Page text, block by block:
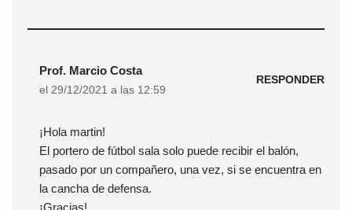
Prof. Marcio Costa
el 29/12/2021 a las 12:59
RESPONDER
¡Hola martin!
El portero de fútbol sala solo puede recibir el balón,
pasado por un compañero, una vez, si se encuentra en
la cancha de defensa.
¡Gracias!